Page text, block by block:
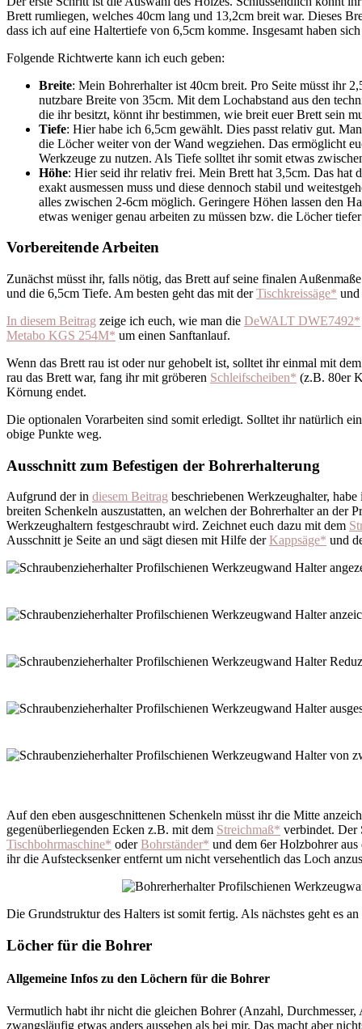
Brett rumliegen, welches 40cm lang und 13,2cm breit war. Dieses
dass ich auf eine Haltertiefe von 6,5cm komme. Insgesamt haben
Folgende Richtwerte kann ich euch geben:
Breite: Mein Bohrerhalter ist 40cm breit. Pro Seite müsst ihr
nutzbare Breite von 35cm. Mit dem Lochabstand aus den
die ihr besitzt, könnt ihr bestimmen, wie breit euer Brett sein
Tiefe: Hier habe ich 6,5cm gewählt. Dies passt relativ gut.
die Löcher weiter von der Wand wegziehen. Das ermöglicht
Werkzeuge zu nutzen. Als Tiefe solltet ihr somit etwas
Höhe: Hier seid ihr relativ frei. Mein Brett hat 3,5cm. Das hat
exakt ausmessen muss und diese dennoch stabil und
alles zwischen 2-6cm möglich. Geringere Höhen lassen den
etwas weniger genau arbeiten zu müssen bzw. die Löcher
Vorbereitende Arbeiten
Zunächst müsst ihr, falls nötig, das Brett auf seine finalen
und die 6,5cm Tiefe. Am besten geht das mit derTischkreissäge*
In diesem Beitrag zeige ich euch, wie man die DeWALT DWE7492*
Metabo KGS 254M* um einen Sanftanlauf.
Wenn das Brett rau ist oder nur gehobelt ist, solltet ihr einmal mit
rau das Brett war, fang ihr mit gröberen Schleifscheiben* (z.B. 80er
Körnung endet.
Die optionalen Vorarbeiten sind somit erledigt. Solltet ihr natürlich
obige Punkte weg.
Ausschnitt zum Befestigen der Bohrerhalterung
Aufgrund der in diesem Beitrag beschriebenen Werkzeughalter,
breiten Schenkeln auszustatten, an welchen derBohrerhalteran der
Werkzeughaltern festgeschraubt wird. Zeichnet euch dazu mit dem
Ausschnitt je Seite an und sägt diesen mit Hilfe derKappsäge* und
Auf den eben ausgeschnittenen Schenkeln müsst ihr die Mitte
gegenüberliegenden Ecken z.B. mit dem Streichmaß* verbindet. Der
Tischbohrmaschine* oderBohrständer* und dem 6er Holzbohrer
ihr die Aufstecksenker entfernt um nicht versehentlich das Loch
Die Grundstruktur des Halters ist somit fertig. Als nächstes geht es
Löcher für die Bohrer
Allgemeine Infos zu den Löchern für die Bohrer
Vermutlich habt ihr nicht die gleichen Bohrer (Anzahl,
zwangsläufig etwas anders aussehen als bei mir. Das macht aber